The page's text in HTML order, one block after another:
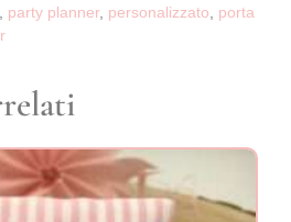
, party planner, personalizzato, porta